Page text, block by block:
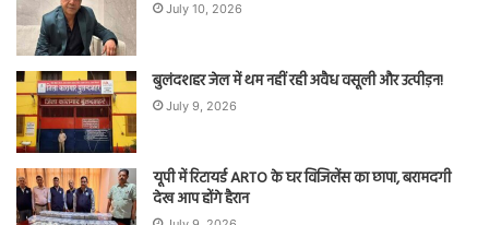
July 10, 2026
बुलंदशहर जेल में थम नहीं रही अवैध वसूली और उत्पीड़न!
July 9, 2026
यूपी में रिटायर्ड ARTO के घर विजिलेंस का छापा, बरामदगी
देख आप होंगे हैरान